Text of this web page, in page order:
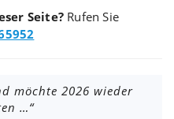
Seite? Rufen Sie
möchte 2026 wieder
…“